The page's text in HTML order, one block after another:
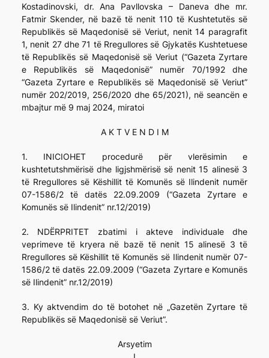
Kostadinovski, dr. Ana Pavllovska – Daneva dhe mr.
Fatmir Skender, në bazë të nenit 110 të Kushtetutës së
Republikës së Maqedonisë së Veriut, nenit 14 paragrafit
1, nenit 27 dhe 71 të Rregullores së Gjykatës Kushtetuese
të Republikës së Maqedonisë së Veriut (“Gazeta Zyrtare
e Republikës së Maqedonisë” numër 70/1992 dhe
“Gazeta Zyrtare e Republikës së Maqedonisë së Veriut”
numër 202/2019, 256/2020 dhe 65/2021), në seancën e
mbajtur më 9 maj 2024, miratoi
A K T V E N D I M
1. INICIOHET procedurë për vlerësimin e
kushtetutshmërisë dhe ligjshmërisë së nenit 15 alinesë 3
të Rregullores së Këshillit të Komunës së Ilindenit numër
07-1586/2 të datës 22.09.2009 (“Gazeta Zyrtare e
Komunës së Ilindenit” nr.12/2019)
2. NDËRPRITET zbatimi i akteve individuale dhe
veprimeve të kryera në bazë të nenit 15 alinesë 3 të
Rregullores së Këshillit të Komunës së Ilindenit numër 07-
1586/2 të datës 22.09.2009 (“Gazeta Zyrtare e Komunës
së Ilindenit” nr.12/2019)
3. Ky aktvendim do të botohet në „Gazetën Zyrtare të
Republikës së Maqedonisë së Veriut”.
Arsyetim